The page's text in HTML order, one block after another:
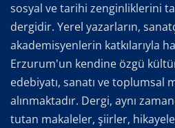
sosyal ve tarihi zenginliklerini
dergidir. Yerel yazarların,
akademisyenlerin katkılarıyla
Erzurum'un kendine özgü
edebiyatı, sanatı ve toplumsal
alınmaktadır. Dergi, aynı
tutan makaleler, şiirler,